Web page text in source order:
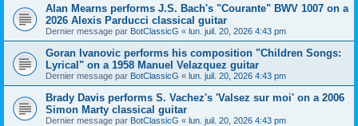
Alan Mearns performs J.S. Bach's "Courante" BWV 1007 on a
2026 Alexis Parducci classical guitar
Dernier message par BotClassicG « lun. juil. 20, 2026 4:43 pm
Goran Ivanovic performs his composition "Children Songs:
Lyrical" on a 1958 Manuel Velazquez guitar
Dernier message par BotClassicG « lun. juil. 20, 2026 4:43 pm
Brady Davis performs S. Vachez's 'Valsez sur moi' on a 2006
Simon Marty classical guitar
Dernier message par BotClassicG « lun. juil. 20, 2026 4:43 pm